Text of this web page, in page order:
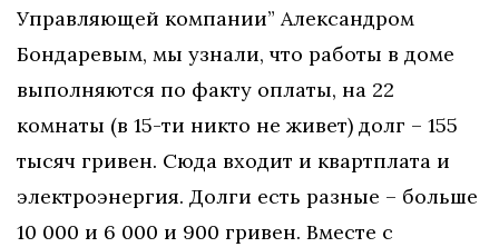
Управляющей компании” Александром
Бондаревым, мы узнали, что работы в доме
выполняются по факту оплаты, на 22
комнаты (в 15-ти никто не живет) долг – 155
тысяч гривен. Сюда входит и квартплата и
электроэнергия. Долги есть разные – больше
10 000 и 6 000 и 900 гривен. Вместе с